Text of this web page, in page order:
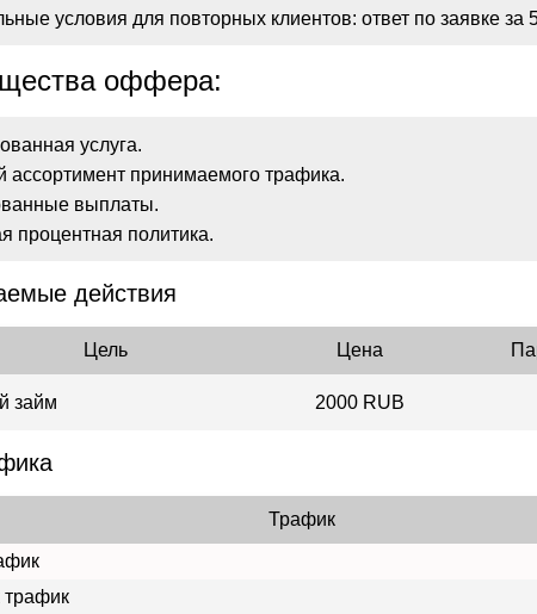
условия для повторных клиентов: ответ по заявке
оффера:
услуга.
ассортимент принимаемого трафика.
выплаты.
процентная политика.
действия
Цель Цена
займ 2000 RUB
Трафик
трафик